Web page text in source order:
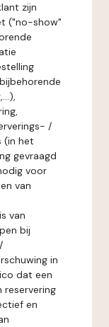
zijn
("no-show"
/
(in het
gevraagd
voor
van
van
bij
in
dat een
reservering
en